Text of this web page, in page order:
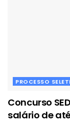
PROCESSO
Concurso
salário de